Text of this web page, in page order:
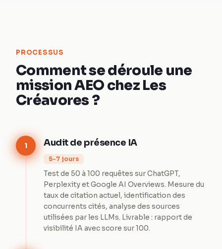
PROCESSUS
Comment se déroule une
mission AEO chez Les
Créavores ?
1 Audit de présence IA
5-7 jours
Test de 50 à 100 requêtes sur ChatGPT,
Perplexity et Google AI Overviews. Mesure du
taux de citation actuel, identification des
concurrents cités, analyse des sources
utilisées par les LLMs. Livrable : rapport de
visibilité IA avec score sur 100.